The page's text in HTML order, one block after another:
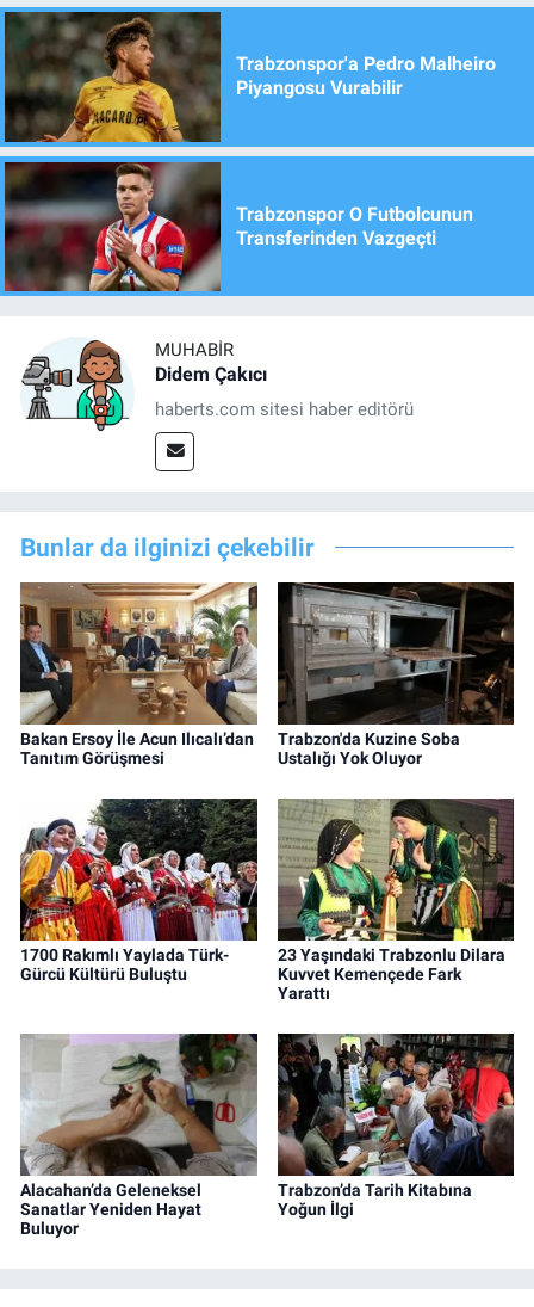
Trabzonspor'a Pedro Malheiro
Piyangosu Vurabilir
Trabzonspor O Futbolcunun
Transferinden Vazgeçti
MUHABIR
Didem Çakıcı
haberts.com sitesi haber editörü
Bunlar da ilginizi çekebilir
Bakan Ersoy İle Acun Ilıcalı’dan
Tanıtım Görüşmesi
Trabzon'da Kuzine Soba
Ustalığı Yok Oluyor
1700 Rakımlı Yaylada Türk-
Gürcü Kültürü Buluştu
23 Yaşındaki Trabzonlu Dilara
Kuvvet Kemençede Fark
Yarattı
Alacahan’da Geleneksel
Sanatlar Yeniden Hayat
Buluyor
Trabzon’da Tarih Kitabına
Yoğun İlgi